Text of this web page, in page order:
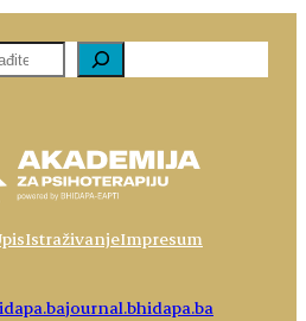
IstraživanjeImpresum
journal.bhidapa.ba